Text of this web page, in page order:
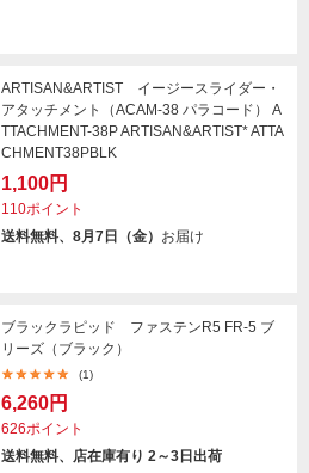
ARTISAN&ARTIST イージースライダー・
アタッチメント（ACAM-38 パラコード） A
TTACHMENT-38P ARTISAN&ARTIST* ATTA
CHMENT38PBLK
1,100円
110ポイント
送料無料、8月7日（金） お届け
ブラックラピッド ファステンR5 FR-5 ブ
リーズ（ブラック）
(1)
6,260円
626ポイント
送料無料、店在庫有り 2～3日出荷